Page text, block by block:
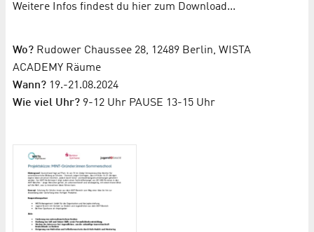
Weitere Infos findest du hier zum Download...
Wo? Rudower Chaussee 28, 12489 Berlin, WISTA
ACADEMY Räume
Wann? 19.-21.08.2024
Wie viel Uhr? 9-12 Uhr PAUSE 13-15 Uhr